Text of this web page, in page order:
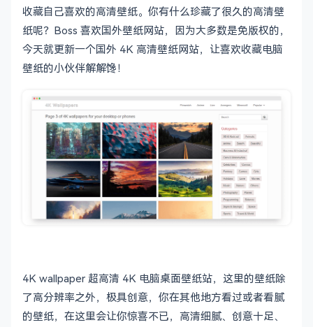
收藏自己喜欢的高清壁纸。你有什么珍藏了很久的高清壁
纸呢？Boss 喜欢国外壁纸网站，因为大多数是免版权的，
今天就更新一个国外 4K 高清壁纸网站，让喜欢收藏电脑
壁纸的小伙伴解解馋！
4K wallpaper 超高清 4K 电脑桌面壁纸站，这里的壁纸除
了高分辨率之外，极具创意，你在其他地方看过或者看腻
的壁纸，在这里会让你惊喜不已，高清细腻、创意十足、